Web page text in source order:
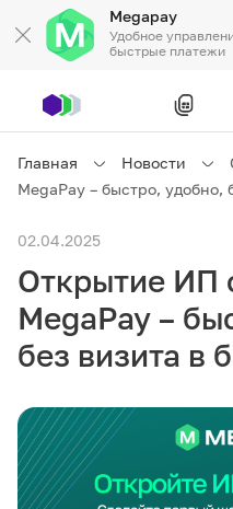
Megapay
Удобное
быстрые платежи
Частным клиентам
Бизнесу
Связь
eSIM M2M
Главная Новости
MegaPay – быстро, удобно,
02.04.2025
Открытие ИП
MegaPay –
без визита в